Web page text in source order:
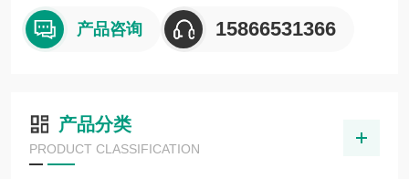
产品咨询 15866531366
产品分类
PRODUCT CLASSIFICATION